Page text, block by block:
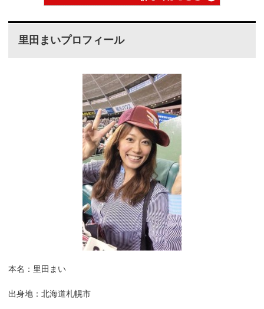
里田まいプロフィール
本名：里田まい
出身地：北海道札幌市